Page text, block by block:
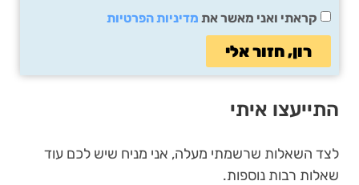
קראתי ואני מאשר את מדיניות הפרטיות
רון, חזור אלי
התייעצו איתי
לצד השאלות שרשמתי מעלה, אני מניח שיש לכם עוד
שאלות רבות נוספות.